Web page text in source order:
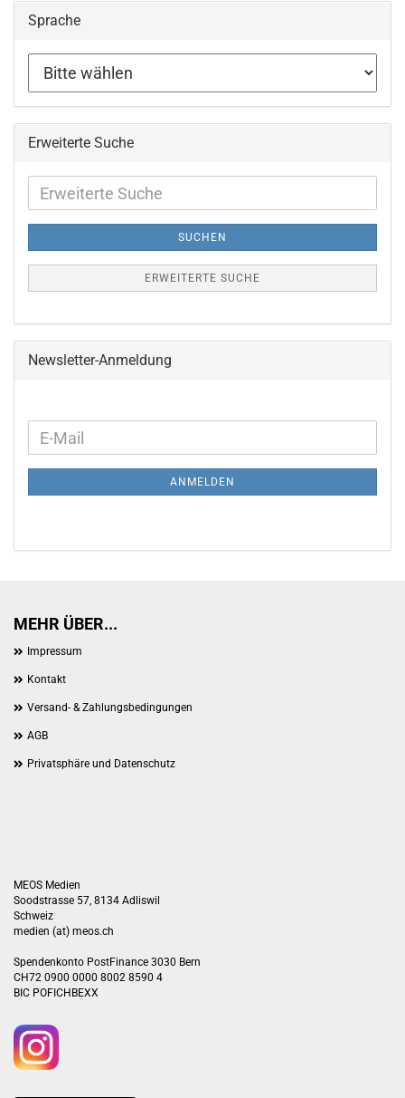
Sprache
Erweiterte Suche
Erweiterte
Suche
SUCHEN
ERWEITERTE SUCHE
Newsletter-Anmeldung
WEITER
ZUR
ANMELDUNG
E-
ANMELDEN
MEHR ÜBER...
Impressum
Kontakt
Versand- & Zahlungsbedingungen
AGB
Privatsphäre und Datenschutz
MEOS Medien
Soodstrasse 57, 8134 Adliswil
Schweiz
medien (at) meos.ch
Spendenkonto PostFinance 3030 Bern
CH72 0900 0000 8002 8590 4
BIC POFICHBEXX